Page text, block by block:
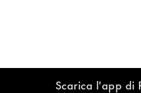
Scarica l'app di